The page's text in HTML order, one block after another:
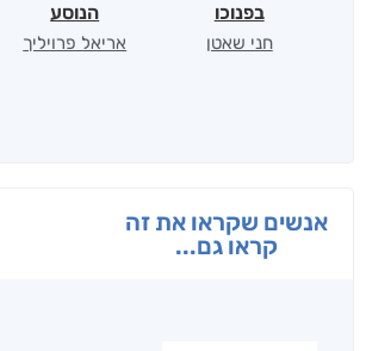
בפנוכו
חני שאטן
הנוסע
אריאל פרויליך
אנשים שקראו את זה
קראו גם...